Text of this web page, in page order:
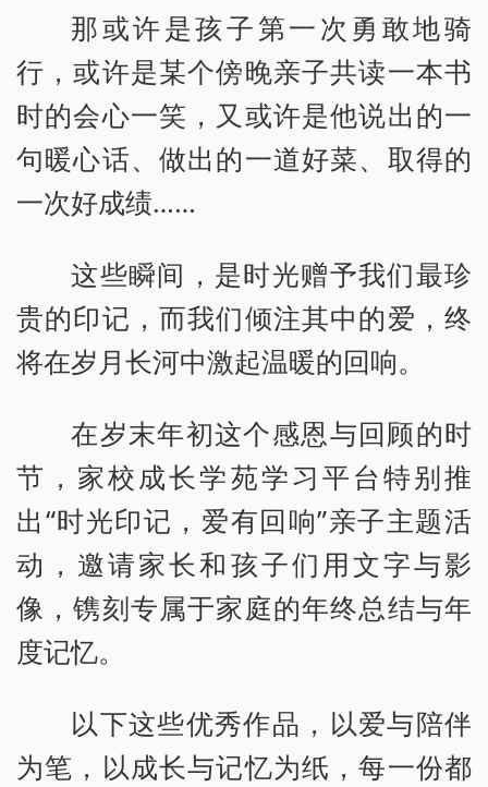
那或许是孩子第一次勇敢地骑
行，或许是某个傍晚亲子共读一本书
时的会心一笑，又或许是他说出的一
句暖心话、做出的一道好菜、取得的
一次好成绩……
这些瞬间，是时光赠予我们最珍
贵的印记，而我们倾注其中的爱，终
将在岁月长河中激起温暖的回响。
在岁末年初这个感恩与回顾的时
节，家校成长学苑学习平台特别推
出“时光印记，爱有回响”亲子主题活
动，邀请家长和孩子们用文字与影
像，镌刻专属于家庭的年终总结与年
度记忆。
以下这些优秀作品，以爱与陪伴
为笔，以成长与记忆为纸，每一份都